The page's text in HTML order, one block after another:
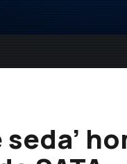
seda’